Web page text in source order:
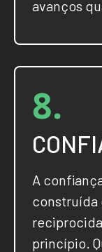
avanços
8.
A
construída
princípio.